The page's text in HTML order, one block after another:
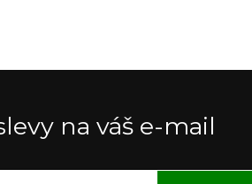
na váš e-mail